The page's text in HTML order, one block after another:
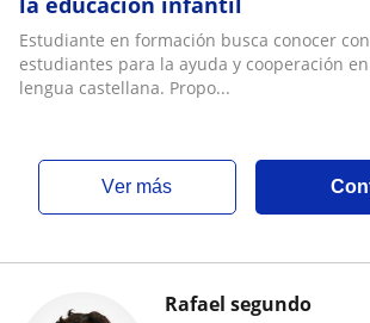
Estudiante en formación busca conocer
estudiantes para la ayuda y cooperación
lengua castellana. Propo...
ver más
Rafael segundo